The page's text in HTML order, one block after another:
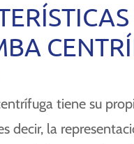
tiene su
decir, la